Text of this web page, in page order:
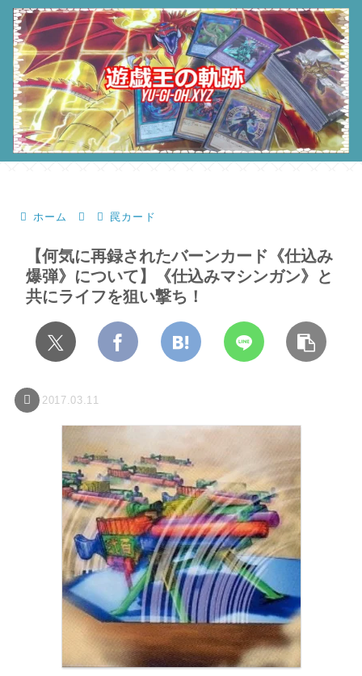
ホーム 罠カード
【何気に再録されたバーンカード《仕込み
爆弾》について】《仕込みマシンガン》と
共にライフを狙い撃ち！
2017.03.11